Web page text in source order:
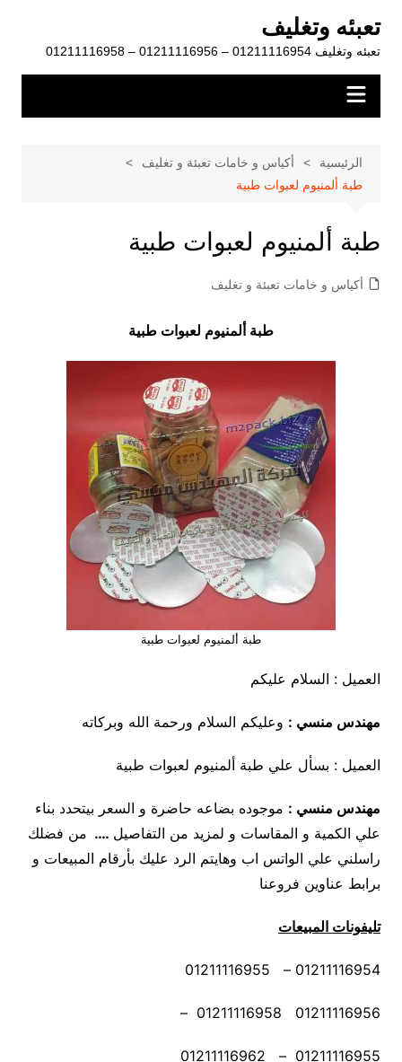
المحتوى
تعبئه وتغليف
تعبئه وتغليف 01211116954 – 01211116956 – 01211116958
الرئيسية
أكياس و خامات تعبئة و تغليف
طبة ألمنيوم لعبوات طبية
طبة ألمنيوم لعبوات طبية
أكياس و خامات تعبئة و تغليف
طبة ألمنيوم لعبوات طبية
طبة ألمنيوم لعبوات طبية
العميل : السلام عليكم
مهندس منسي : وعليكم السلام ورحمة الله وبركاته
العميل : بسأل علي طبة ألمنيوم لعبوات طبية
مهندس منسي : موجوده بضاعه حاضرة و السعر بيتحدد بناء
علي الكمية و المقاسات و لمزيد من التفاصيل …. من فضلك
راسلني علي الواتس اب وهايتم الرد عليك بأرقام المبيعات و
برابط عناوين فروعنا
تليفونات المبيعات
01211116954 – 01211116955
01211116956 01211116958 –
01211116955 – 01211116962